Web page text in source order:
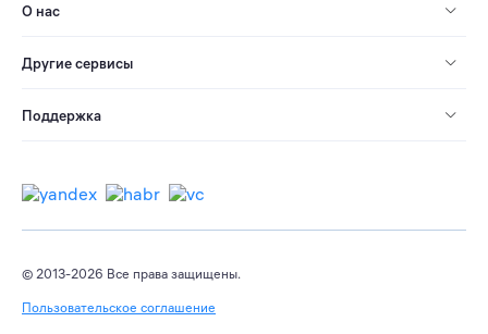
О нас
Другие сервисы
Поддержка
© 2013-2026 Все права защищены.
Пользовательское соглашение